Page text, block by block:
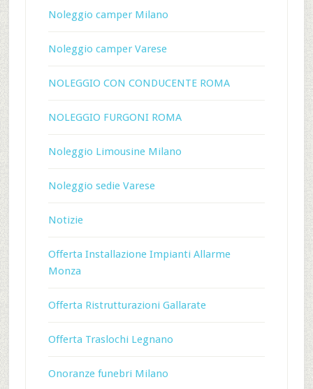
Noleggio camper Milano
Noleggio camper Varese
NOLEGGIO CON CONDUCENTE ROMA
NOLEGGIO FURGONI ROMA
Noleggio Limousine Milano
Noleggio sedie Varese
Notizie
Offerta Installazione Impianti Allarme
Monza
Offerta Ristrutturazioni Gallarate
Offerta Traslochi Legnano
Onoranze funebri Milano